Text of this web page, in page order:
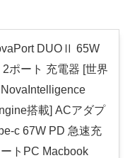
DUOⅡ 65W
ポート 充電器 [世界
搭載] ACアダプ
c 67W PD 急速充
トPC Macbook